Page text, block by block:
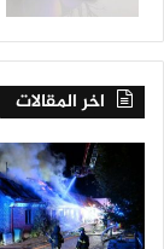
اخر المقالات